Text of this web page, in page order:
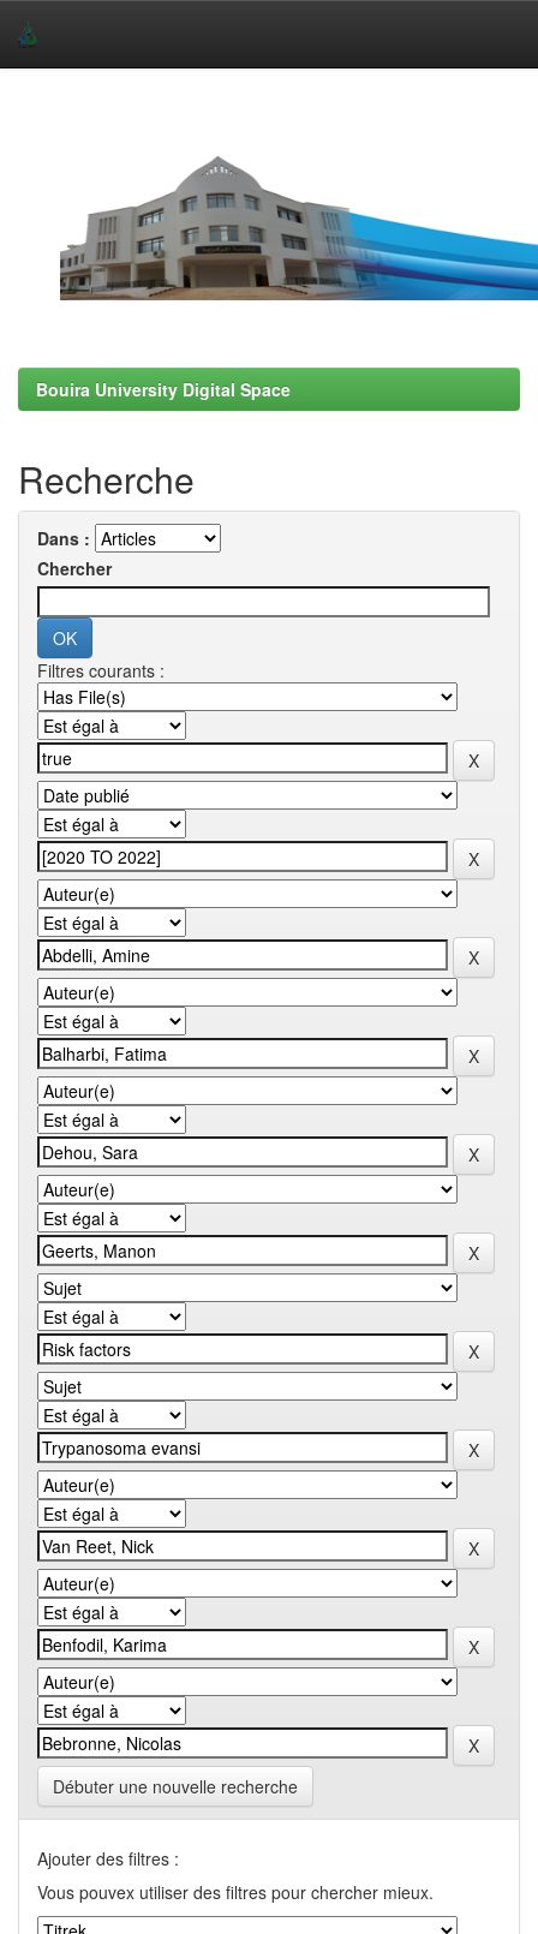
Bouira University Digital Space
Recherche
Dans :
Chercher
Filtres courants :
Débuter une nouvelle recherche
Ajouter des filtres :
Vous pouvex utiliser des filtres pour chercher mieux.